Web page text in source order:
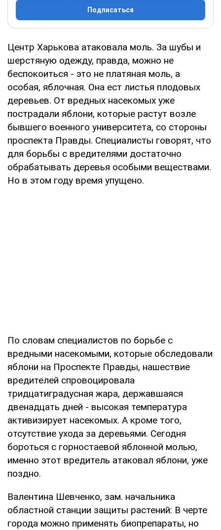
Подписаться
Центр Харькова атаковала моль. За шубы и
шерстяную одежду, правда, можно не
беспокоиться - это не платяная моль, а
особая, яблочная. Она ест листья плодовых
деревьев. От вредных насекомых уже
пострадали яблони, которые растут возле
бывшего военного университета, со стороны
проспекта Правды. Специалисты говорят, что
для борьбы с вредителями достаточно
обрабатывать деревья особыми веществами.
Но в этом году время упущено.
По словам специалистов по борьбе с
вредными насекомыми, которые обследовали
яблони на Проспекте Правды, нашествие
вредителей спровоцировала
тридцатиградусная жара, державшаяся
двенадцать дней - высокая температура
активизирует насекомых. А кроме того,
отсутствие ухода за деревьями. Сегодня
бороться с горностаевой яблонной молью,
именно этот вредитель атаковал яблони, уже
поздно.
Валентина Шевченко, зам. начальника
областной станции защиты растений: В черте
города можно применять биопрепараты, но